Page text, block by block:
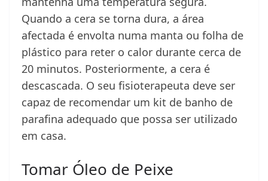
Quando a cera se torna dura, a área
afectada é envolta numa manta ou folha de
plástico para reter o calor durante cerca de
20 minutos. Posteriormente, a cera é
descascada. O seu fisioterapeuta deve ser
capaz de recomendar um kit de banho de
parafina adequado que possa ser utilizado
em casa.
Tomar Óleo de Peixe